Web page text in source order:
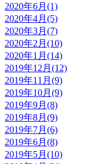
2020年6月(1)
2020年4月(5)
2020年3月(7)
2020年2月(10)
2020年1月(14)
2019年12月(12)
2019年11月(9)
2019年10月(9)
2019年9月(8)
2019年8月(9)
2019年7月(6)
2019年6月(8)
2019年5月(10)